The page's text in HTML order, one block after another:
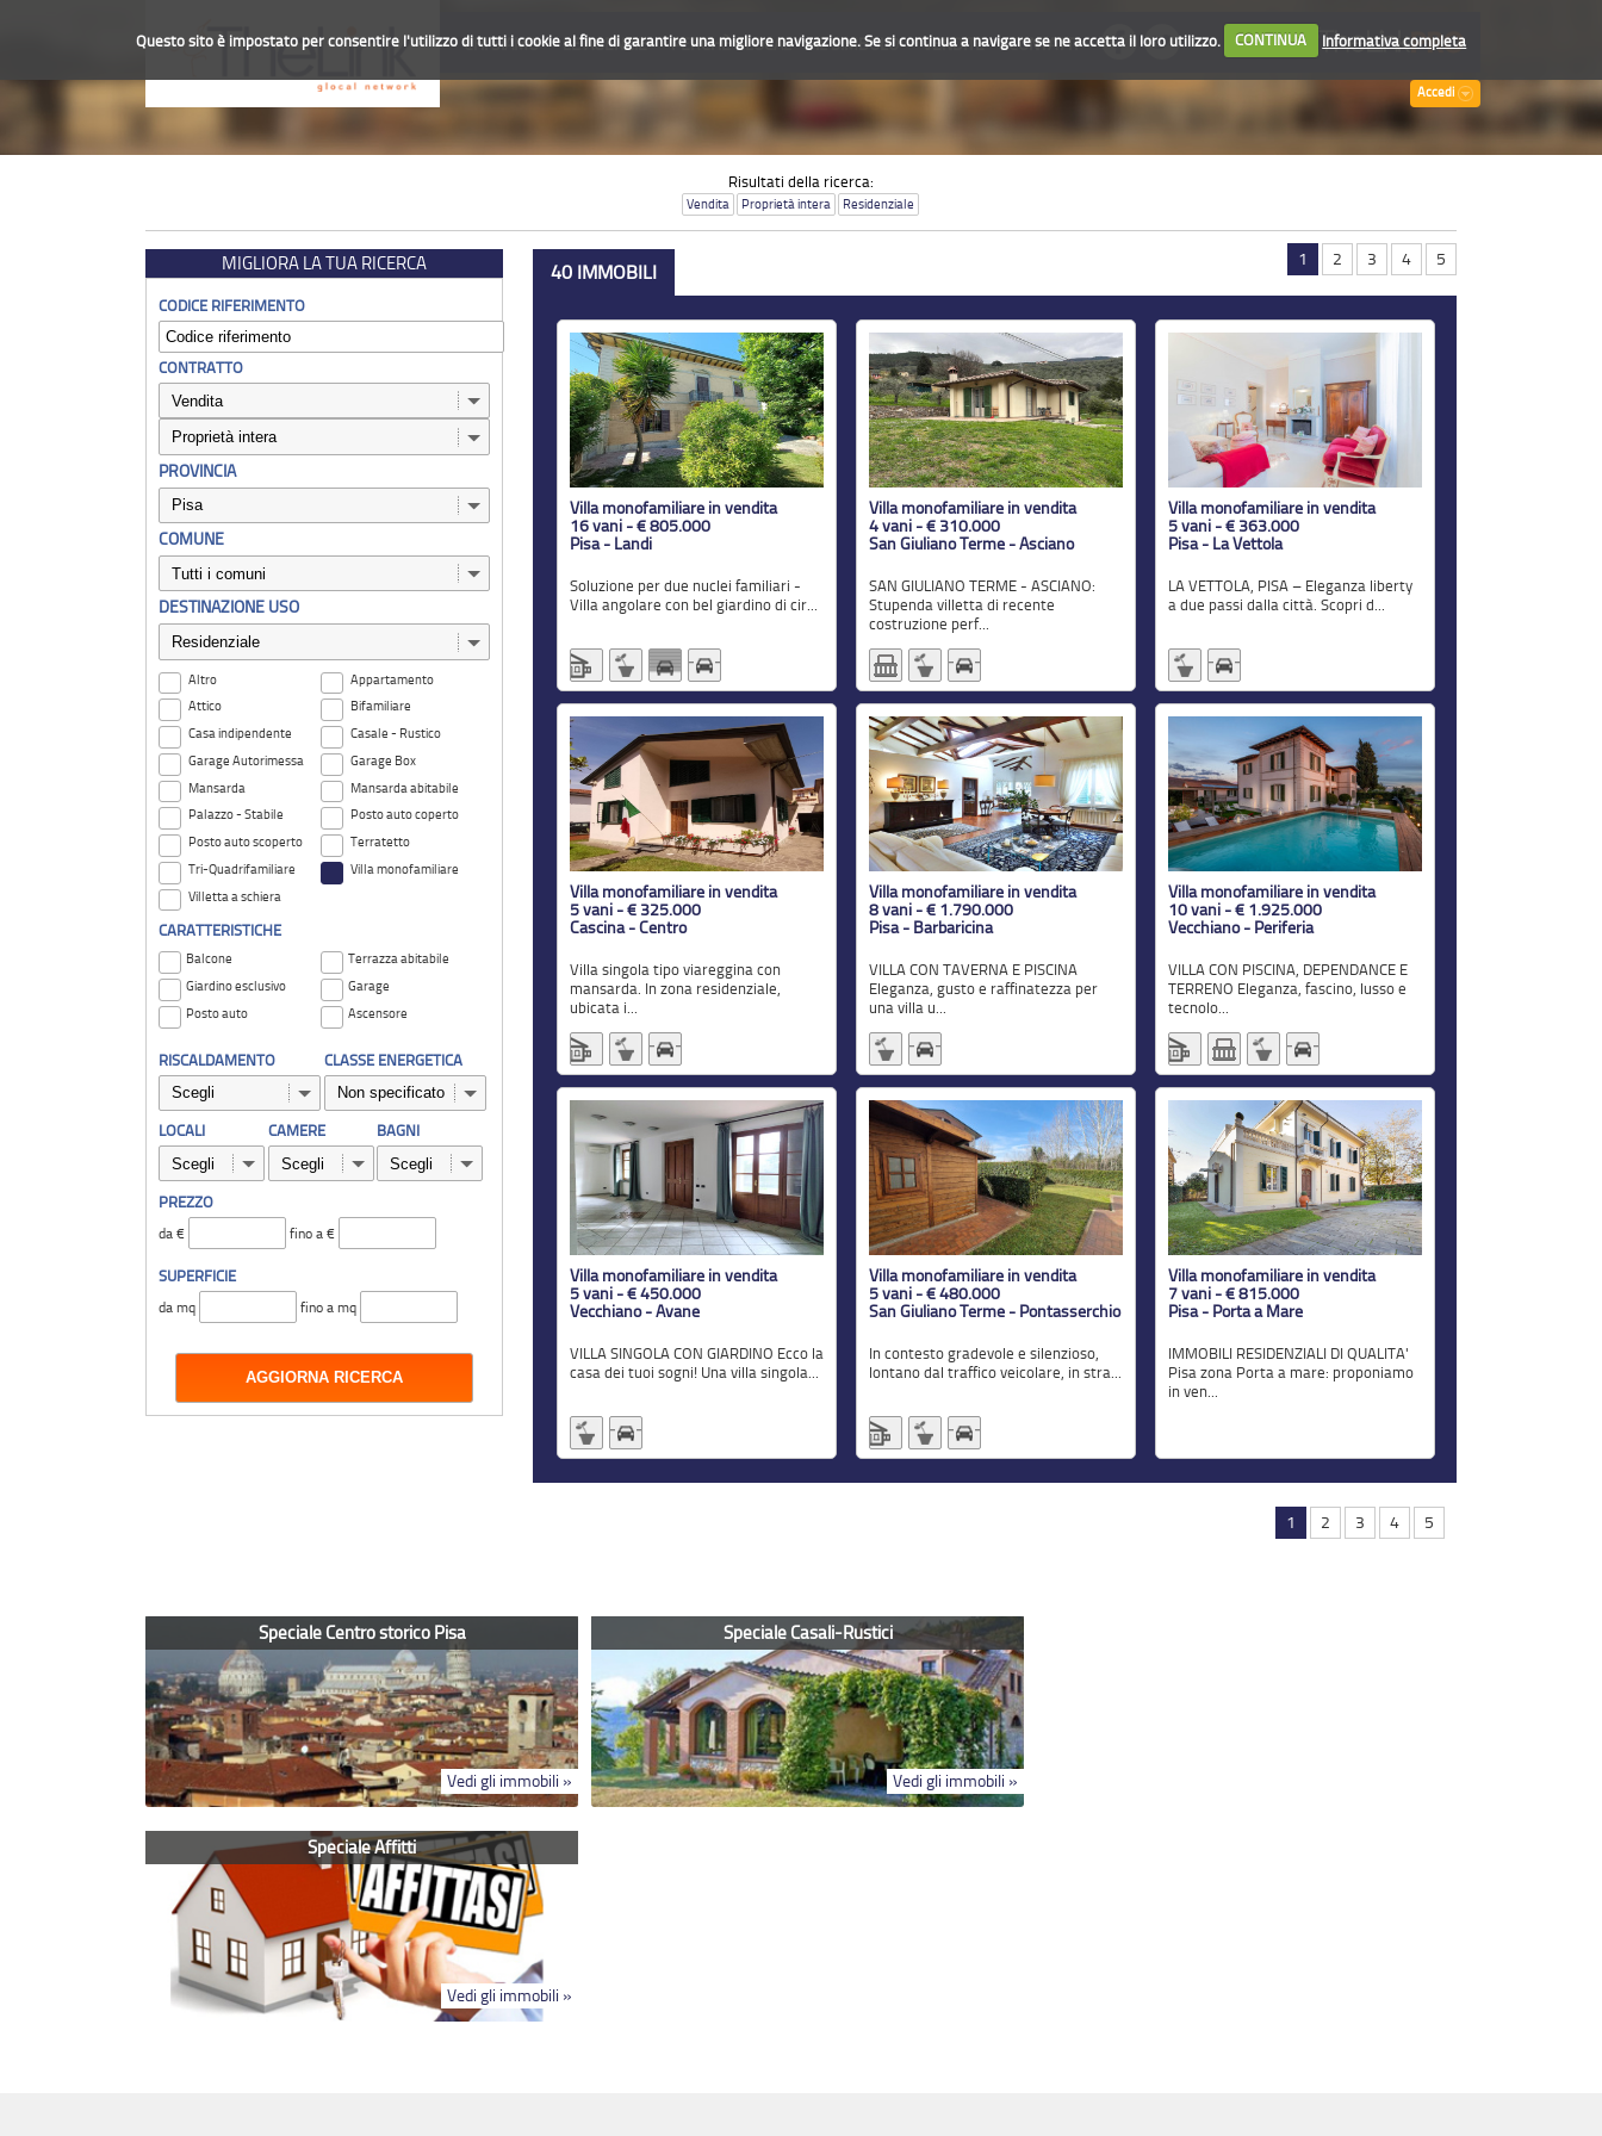
Questo sito è impostato per consentire l'utilizzo di tutti i cookie al fine di garantire una migliore navigazione. Se si continua a navigare se ne accetta il loro utilizzo. CONTINUA Informativa completa
CHI SIAMO LE AGENZIE PERCHÈ GLOCAL IL SIMBOLO VENDITE CONTATTI
Accedi
Risultati della ricerca:
Vendita Proprietà intera Residenziale
MIGLIORA LA TUA RICERCA
CODICE RIFERIMENTO
CONTRATTO
PROVINCIA
COMUNE
DESTINAZIONE USO
Altro
Appartamento
Attico
Bifamiliare
Casa indipendente
Casale - Rustico
Garage Autorimessa
Garage Box
Mansarda
Mansarda abitabile
Palazzo - Stabile
Posto auto coperto
Posto auto scoperto
Terratetto
Tri-Quadrifamiliare
Villa monofamiliare
Villetta a schiera
CARATTERISTICHE
Balcone
Terrazza abitabile
Giardino esclusivo
Garage
Posto auto
Ascensore
RISCALDAMENTO CLASSE ENERGETICA
LOCALI CAMERE BAGNI
PREZZO
da € fino a €
SUPERFICIE
da mq fino a mq
40 IMMOBILI
1 2 3 4 5
Villa monofamiliare in vendita
16 vani - € 805.000
Pisa - Landi
Soluzione per due nuclei familiari -
Villa angolare con bel giardino di cir...
Villa monofamiliare in vendita
4 vani - € 310.000
San Giuliano Terme - Asciano
SAN GIULIANO TERME - ASCIANO:
Stupenda villetta di recente
costruzione perf...
Villa monofamiliare in vendita
5 vani - € 363.000
Pisa - La Vettola
LA VETTOLA, PISA – Eleganza liberty
a due passi dalla città. Scopri d...
Villa monofamiliare in vendita
5 vani - € 325.000
Cascina - Centro
Villa singola tipo viareggina con
mansarda. In zona residenziale,
ubicata i...
Villa monofamiliare in vendita
8 vani - € 1.790.000
Pisa - Barbaricina
VILLA CON TAVERNA E PISCINA
Eleganza, gusto e raffinatezza per
una villa u...
Villa monofamiliare in vendita
10 vani - € 1.925.000
Vecchiano - Periferia
VILLA CON PISCINA, DEPENDANCE E
TERRENO Eleganza, fascino, lusso e
tecnolo...
Villa monofamiliare in vendita
5 vani - € 450.000
Vecchiano - Avane
VILLA SINGOLA CON GIARDINO Ecco la
casa dei tuoi sogni! Una villa singola...
Villa monofamiliare in vendita
5 vani - € 480.000
San Giuliano Terme - Pontasserchio
In contesto gradevole e silenzioso,
lontano dal traffico veicolare, in stra...
Villa monofamiliare in vendita
7 vani - € 815.000
Pisa - Porta a Mare
IMMOBILI RESIDENZIALI DI QUALITA'
Pisa zona Porta a mare: proponiamo
in ven...
1 2 3 4 5
Speciale Centro storico Pisa
Vedi gli immobili »
Speciale Casali-Rustici
Vedi gli immobili »
Speciale Affitti
Vedi gli immobili »